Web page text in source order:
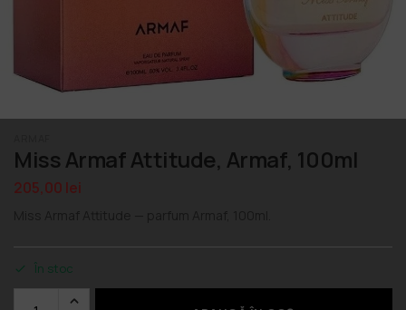
Miss Armaf Attitude, Armaf, 100ml
205,00 lei
În stoc